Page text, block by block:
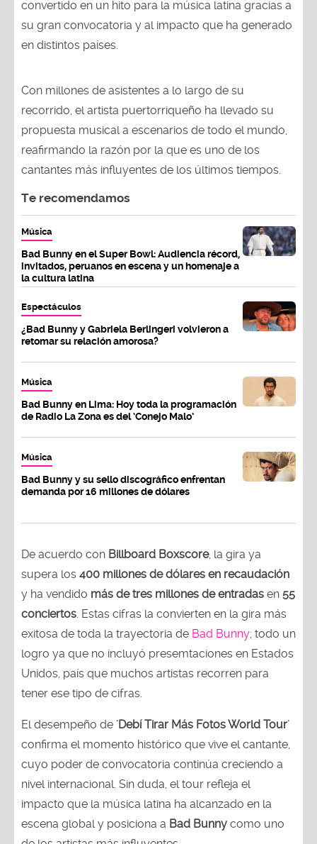
convertido en un hito para la música latina gracias a
su gran convocatoria y al impacto que ha generado
en distintos países.
Con millones de asistentes a lo largo de su
recorrido, el artista puertorriqueño ha llevado su
propuesta musical a escenarios de todo el mundo,
reafirmando la razón por la que es uno de los
cantantes más influyentes de los últimos tiempos.
Te recomendamos
Música
Bad Bunny en el Super Bowl: Audiencia récord,
invitados, peruanos en escena y un homenaje a
la cultura latina
Espectáculos
¿Bad Bunny y Gabriela Berlingeri volvieron a
retomar su relación amorosa?
Música
Bad Bunny en Lima: Hoy toda la programación
de Radio La Zona es del ‘Conejo Malo’
Música
Bad Bunny y su sello discográfico enfrentan
demanda por 16 millones de dólares
De acuerdo con Billboard Boxscore, la gira ya
supera los 400 millones de dólares en recaudación
y ha vendido más de tres millones de entradas en 55
conciertos. Estas cifras la convierten en la gira más
exitosa de toda la trayectoria de Bad Bunny; todo un
logro ya que no incluyó presemtaciones en Estados
Unidos, país que muchos artistas recorren para
tener ese tipo de cifras.
El desempeño de 'Debí Tirar Más Fotos World Tour'
confirma el momento histórico que vive el cantante,
cuyo poder de convocatoria continúa creciendo a
nivel internacional. Sin duda, el tour refleja el
impacto que la música latina ha alcanzado en la
escena global y posiciona a Bad Bunny como uno